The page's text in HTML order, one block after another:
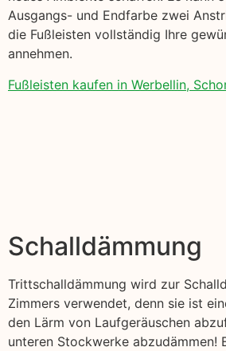
Ausgangs- und Endfarbe zwei
die Fußleisten vollständig Ihre
annehmen.
Fußleisten kaufen in Werbellin,
Schalldämmung
Trittschalldämmung wird zur
Zimmers verwendet, denn sie ist
den Lärm von Laufgeräuschen
unteren Stockwerke abzudämmen!